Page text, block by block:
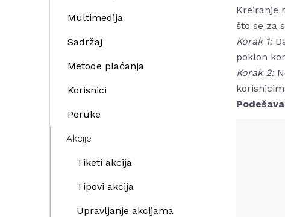
Multimedija
Sadržaj
Metode plaćanja
Korisnici
Poruke
Akcije
Tiketi akcija
Tipovi akcija
Upravljanje akcijama
Kreiranje
što se za
Korak 1:
poklon
Korak 2: